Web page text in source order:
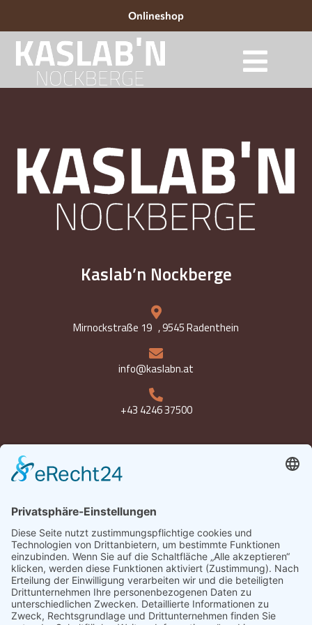
Onlineshop
Kaslab’n Nockberge
Mirnockstraße 19 , 9545 Radenthein
info@kaslabn.at
+43 4246 37500
Öffnungszeiten
Montag bis Freitag 8-18 Uhr
Samstag 8-12:30 Uhr
Datenschutz